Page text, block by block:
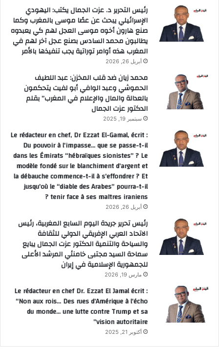
رئيس التحرير د. عزت الجمال يكتب: اليهودي
الإسرائيلي يبحث عن عصًا موسى بالمغرب وكما
صنع هارون أخوه موسى العجل لهم كي يعبدوه
يطالبون محمد السادس بصنع عجل آخر لهم في
المغرب هذه أوامر توراتية يجب تنفيذها بالأمر
أبريل 26, 2026
محمد زيان ضد قلب المخزن: عبد اللطيف
الحموشي وعبد الوافي أبو لفيت يتحكمون
بالعدالة والمال والإعلام في المغرب” بقلم
الدكتور عزت الجمال
سبتمبر 19, 2025
Le rédacteur en chef, Dr Ezzat El-Gamal, écrit :
Du pouvoir à l’impasse… que se passe-t-il
dans les Émirats “hébraïques sionistes” ? Le
modèle fondé sur le blanchiment d’argent et
la débauche commence-t-il à s’effondrer ? Et
jusqu’où le “diable des Arabes” pourra-t-il
tenir face à ses maîtres iraniens ?
أبريل 26, 2026
رئيس تحرير جريدة اليوم السابع المغربية، رئيس
الاتحاد العربي الإفريقي الدولي للثقافة
والسياحة والتنمية الدكتور عزت الجمال يبايع
سماحة السيد مجتبى خامنئي المرشد الأعلى
للجمهورية الإسلامية في إيران
مارس 19, 2026
Le rédacteur en chef Dr. Ezzat El Jamal écrit :
“Non aux rois… Des rues d’Amérique à l’écho
du monde… une lutte contre Trump et sa
vision autoritaire”
أكتوبر 21, 2025